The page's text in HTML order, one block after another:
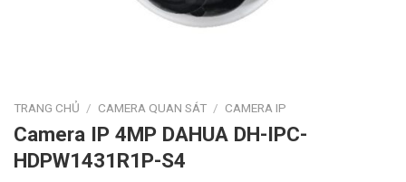
TRANG CHỦ / CAMERA QUAN SÁT / CAMERA IP
Camera IP 4MP DAHUA DH-IPC-
HDPW1431R1P-S4